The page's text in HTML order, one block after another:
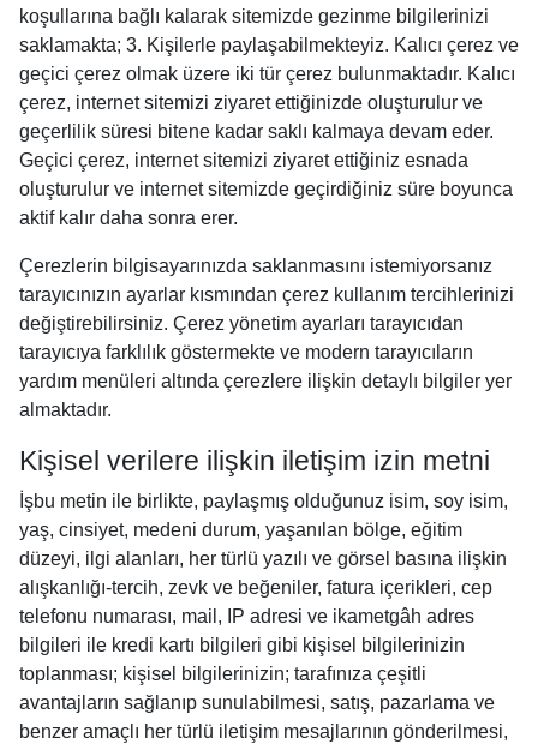
koşullarına bağlı kalarak sitemizde gezinme bilgilerinizi
saklamakta; 3. Kişilerle paylaşabilmekteyiz. Kalıcı çerez ve
geçici çerez olmak üzere iki tür çerez bulunmaktadır. Kalıcı
çerez, internet sitemizi ziyaret ettiğinizde oluşturulur ve
geçerlilik süresi bitene kadar saklı kalmaya devam eder.
Geçici çerez, internet sitemizi ziyaret ettiğiniz esnada
oluşturulur ve internet sitemizde geçirdiğiniz süre boyunca
aktif kalır daha sonra erer.
Çerezlerin bilgisayarınızda saklanmasını istemiyorsanız
tarayıcınızın ayarlar kısmından çerez kullanım tercihlerinizi
değiştirebilirsiniz. Çerez yönetim ayarları tarayıcıdan
tarayıcıya farklılık göstermekte ve modern tarayıcıların
yardım menüleri altında çerezlere ilişkin detaylı bilgiler yer
almaktadır.
Kişisel verilere ilişkin iletişim izin metni
İşbu metin ile birlikte, paylaşmış olduğunuz isim, soy isim,
yaş, cinsiyet, medeni durum, yaşanılan bölge, eğitim
düzeyi, ilgi alanları, her türlü yazılı ve görsel basına ilişkin
alışkanlığı-tercih, zevk ve beğeniler, fatura içerikleri, cep
telefonu numarası, mail, IP adresi ve ikametgâh adres
bilgileri ile kredi kartı bilgileri gibi kişisel bilgilerinizin
toplanması; kişisel bilgilerinizin; tarafınıza çeşitli
avantajların sağlanıp sunulabilmesi, satış, pazarlama ve
benzer amaçlı her türlü iletişim mesajlarının gönderilmesi,